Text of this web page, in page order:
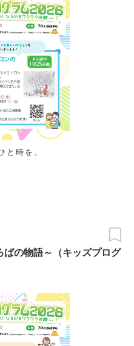
時を。
ばの物語～（キッズプログ